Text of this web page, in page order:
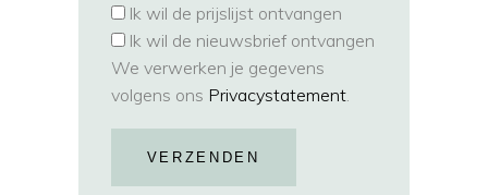
Ik wil de prijslijst ontvangen
Ik wil de nieuwsbrief ontvangen
We verwerken je gegevens
volgens ons Privacystatement.
VERZENDEN